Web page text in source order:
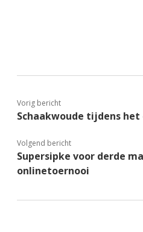
Vorig bericht
Schaakwoude tijdens het
Volgend bericht
Supersipke voor derde
onlinetoernooi